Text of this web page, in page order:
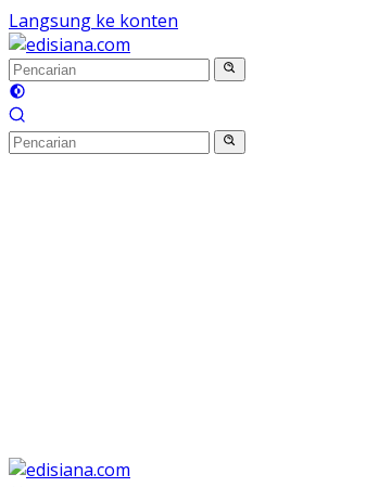
Langsung ke konten